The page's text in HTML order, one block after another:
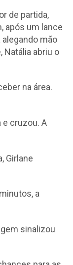
de partida,
após um lance
mão
Natália abriu o
na área.
e cruzou. A
Girlane
a
sinalizou